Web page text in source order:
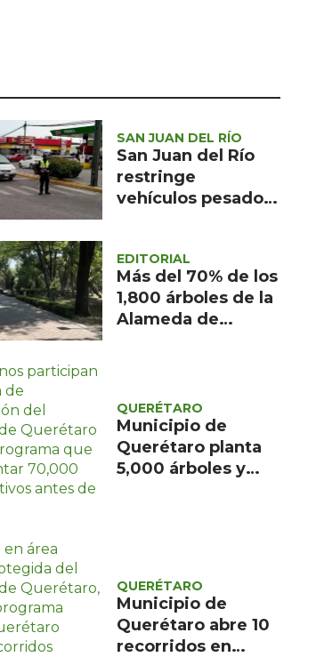
Política
Turismo
Asuntos Sociales
Estilo de vida
SAN JUAN DEL RÍO
San Juan del Río
restringe
vehículos pesados
EDITORIAL
Más del 70% de los
1,800 árboles de la
Alameda de
QUERÉTARO
Municipio de
Querétaro planta
5,000 árboles y
México
QUERÉTARO
Municipio de
Querétaro abre 10
recorridos en